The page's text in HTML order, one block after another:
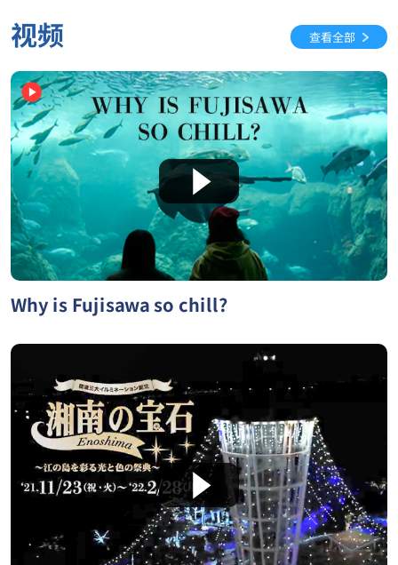
视频 查看全部
Why is Fujisawa so chill?